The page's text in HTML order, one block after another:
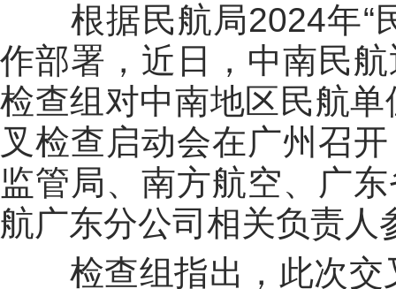
根据民航局2024年“
作部署，近日，中南民
检查组对中南地区民航
叉检查启动会在广州召
监管局、南方航空、广
航广东分公司相关负责人
检查组指出，此次交